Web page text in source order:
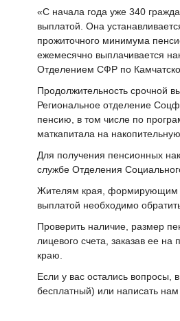
«С начала года уже 340
выплатой. Она
прожиточного минимума
ежемесячно выплачивается
Отделением СФР по
Продолжительность срочной
Региональное отделение
пенсию, в том числе по
маткапитала на
Для получения пенсионных
службе Отделения
Жителям края, формирующим
выплатой необходимо
Проверить наличие, размер
лицевого счета, заказав ее
краю.
Если у вас остались вопросы,
бесплатный) или написать